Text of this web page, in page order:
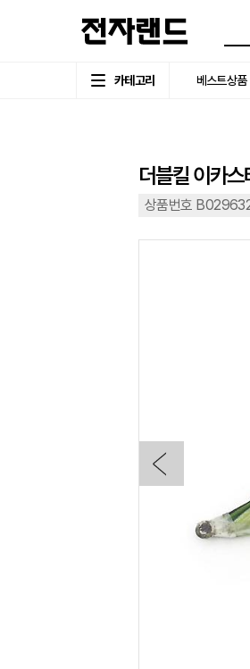
카테고리 베스트상품
더블킬 이카
상품번호